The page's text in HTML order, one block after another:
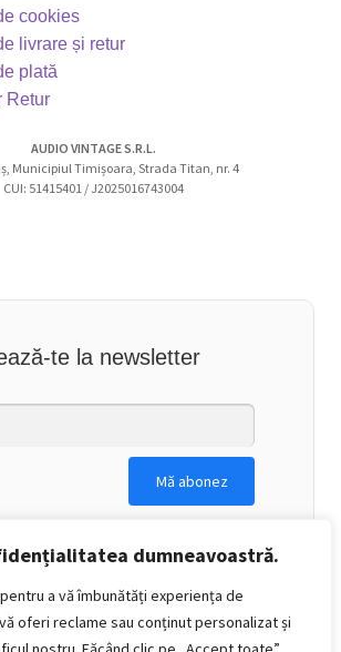
dumneavoastră.
a vă îmbunătăți experiența de
oferi reclame sau conținut personalizat și
cookies
livrare și retur
plată
Retur
AUDIO VINTAGE S.R.L.
Municipiul Timișoara, Strada Titan, nr. 4
CUI: 51415401 / J2025016743004
te la newsletter